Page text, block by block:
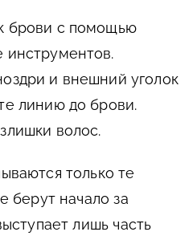
брови с помощью
инструментов.
и внешний уголок
линию до брови.
волос.
только те
берут начало за
лишь часть